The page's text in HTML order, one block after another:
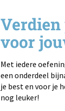
Verdien
voor
Met iedere
een onderdeel
je best en voor je
nog leuker!